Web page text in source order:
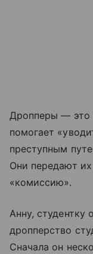
Дропперы — это
помогает
преступным
Они передают
«комиссию».
Анну, студентку
дропперство
Сначала он